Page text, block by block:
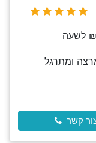
ומתרגל
קשר